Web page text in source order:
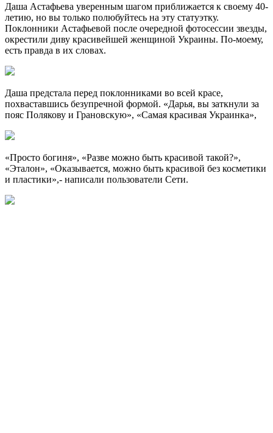
Даша Астафьева уверенным шагом приближается к своему 40-
летию, но вы только полюбуйтесь на эту статуэтку.
Поклонники Астафьевой после очередной фотосессии звезды,
окрестили диву красивейшей женщиной Украины. По-моему,
есть правда в их словах.
Даша предстала перед поклонниками во всей красе,
похваставшись безупречной формой. «Дарья, вы заткнули за
пояс Полякову и Грановскую», «Самая красивая Украинка»,
«Просто богиня», «Разве можно быть красивой такой?»,
«Эталон», «Оказывается, можно быть красивой без косметики
и пластики»,- написали пользователи Сети.